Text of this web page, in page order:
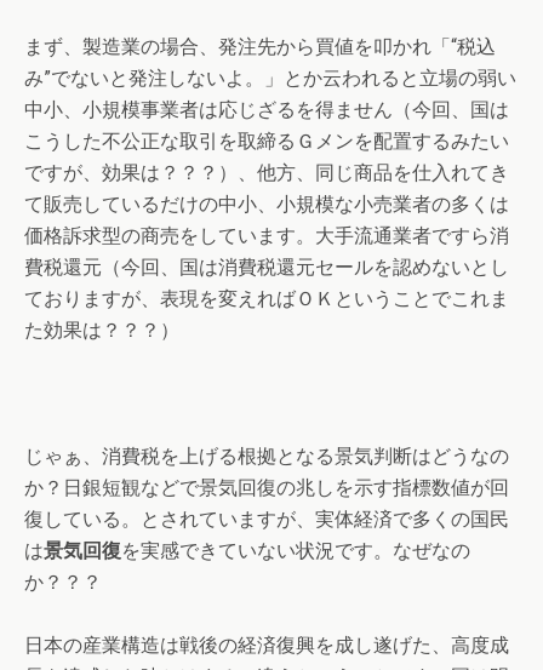
まず、製造業の場合、発注先から買値を叩かれ「“税込
み”でないと発注しないよ。」とか云われると立場の弱い
中小、小規模事業者は応じざるを得ません（今回、国は
こうした不公正な取引を取締るＧメンを配置するみたい
ですが、効果は？？？）、他方、同じ商品を仕入れてき
て販売しているだけの中小、小規模な小売業者の多くは
価格訴求型の商売をしています。大手流通業者ですら消
費税還元（今回、国は消費税還元セールを認めないとし
ておりますが、表現を変えればＯＫということでこれま
た効果は？？？）
じゃぁ、消費税を上げる根拠となる景気判断はどうなの
か？日銀短観などで景気回復の兆しを示す指標数値が回
復している。とされていますが、実体経済で多くの国民
は景気回復を実感できていない状況です。なぜなの
か？？？
日本の産業構造は戦後の経済復興を成し遂げた、高度成